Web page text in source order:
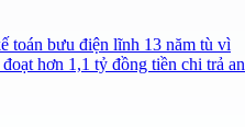
toán bưu điện lĩnh 13 năm tù vì
hơn 1,1 tỷ đồng tiền chi trả an